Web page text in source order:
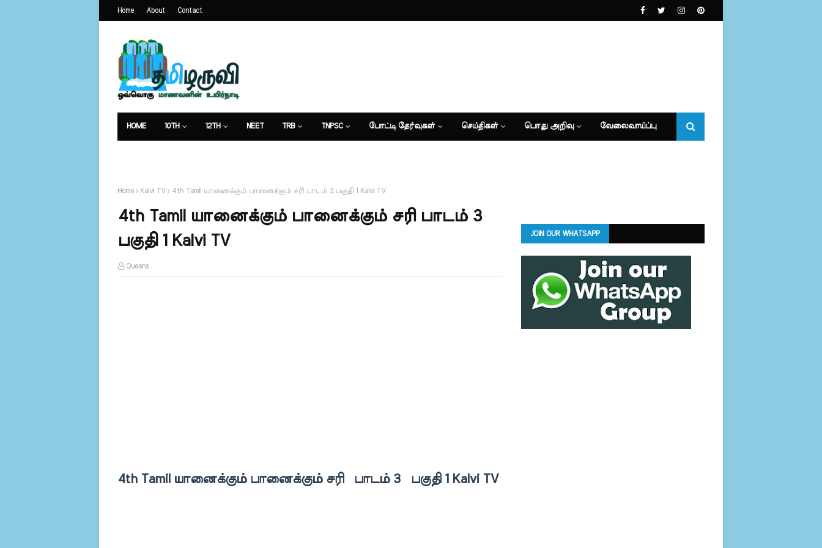
Home About Contact
HOME 10TH 12TH NEET TRB TNPSC போட்டி தேர்வுகள் செய்திகள் பொது அறிவு வேலைவாய்ப்பு
Home Kalvi TV 4th Tamil யானைக்கும் பானைக்கும் சரி பாடம் 3 பகுதி 1 Kalvi TV
4th Tamil யானைக்கும் பானைக்கும் சரி பாடம் 3
பகுதி 1 Kalvi TV
Queens
4th Tamil யானைக்கும் பானைக்கும் சரி பாடம் 3 பகுதி 1 Kalvi TV
JOIN OUR WHATSAPP